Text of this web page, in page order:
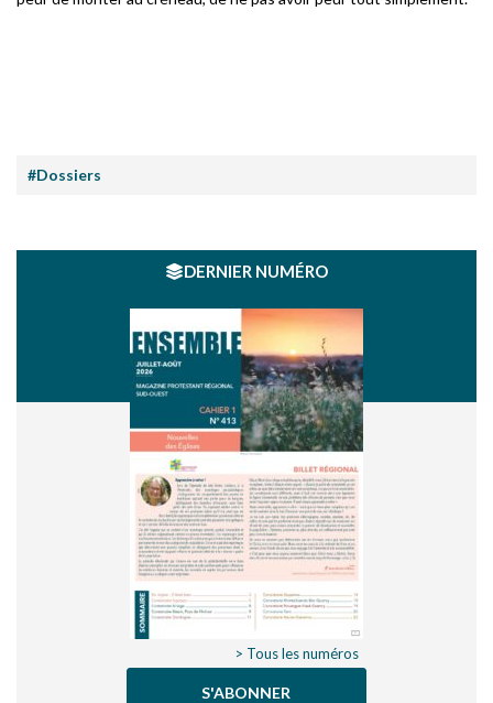
#Dossiers
DERNIER NUMÉRO
> Tous les numéros
S'ABONNER